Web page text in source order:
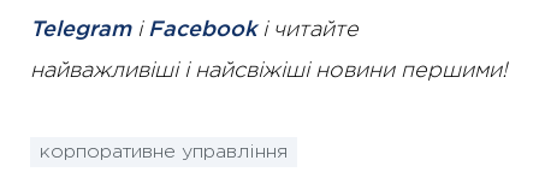
Telegramі Facebookі читайте
найважливіші і найсвіжіші новини першими!
корпоративне управління